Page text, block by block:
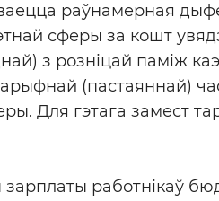
раўнамерная
сферы за кошт
з розніцай паміж
(пастаяннай)
Для гэтага замест
работнікаў